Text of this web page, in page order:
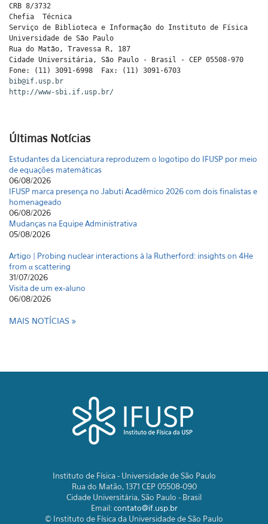
CRB 8/3732
Chefia Técnica
Serviço de Biblioteca e Informação do Instituto de Física
Universidade de São Paulo
Rua do Matão, Travessa R, 187
Cidade Universitária, São Paulo - Brasil - CEP 05508-970
Fone: (11) 3091-6998 Fax: (11) 3091-6703
bib@if.usp.br
http://www-sbi.if.usp.br/
Últimas Notícias
Estudantes da Licenciatura reproduzem o logotipo do IFUSP por meio
de equações matemáticas
06/08/2026
IFUSP marca presença no Jabuti Acadêmico 2026 com dois finalistas e
homenageado
06/08/2026
Mudanças na Equipe Administrativa
05/08/2026
Artigo | Probing nuclear interactions à la Rutherford: insights on 4He
from α scattering
31/07/2026
Visita de um ex-aluno
06/08/2026
MAIS NOTÍCIAS
Instituto de Física - Universidade de São Paulo
Rua do Matão, 1371 CEP 05508-090
Cidade Universitária, São Paulo - Brasil
Email:contato@if.usp.br
© Instituto de Física da Universidade de São Paulo